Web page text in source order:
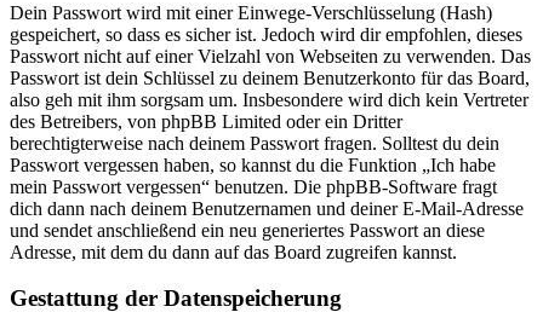
Dein Passwort wird mit einer Einwege-Verschlüsselung (Hash)
gespeichert, so dass es sicher ist. Jedoch wird dir empfohlen, dieses
Passwort nicht auf einer Vielzahl von Webseiten zu verwenden. Das
Passwort ist dein Schlüssel zu deinem Benutzerkonto für das Board,
also geh mit ihm sorgsam um. Insbesondere wird dich kein Vertreter
des Betreibers, von phpBB Limited oder ein Dritter
berechtigterweise nach deinem Passwort fragen. Solltest du dein
Passwort vergessen haben, so kannst du die Funktion „Ich habe
mein Passwort vergessen“ benutzen. Die phpBB-Software fragt
dich dann nach deinem Benutzernamen und deiner E-Mail-Adresse
und sendet anschließend ein neu generiertes Passwort an diese
Adresse, mit dem du dann auf das Board zugreifen kannst.
Gestattung der Datenspeicherung